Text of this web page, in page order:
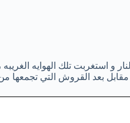
و استغربت تلك الهوايه
مقابل بعد القروش التي